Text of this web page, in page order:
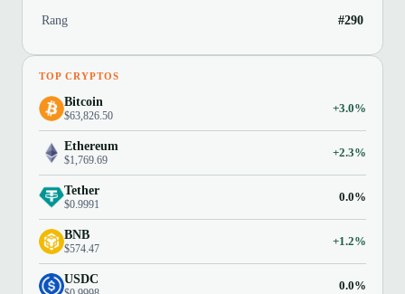
Rang #290
TOP CRYPTOS
Bitcoin
$63,826.50
+3.0%
Ethereum
$1,769.69
+2.3%
Tether
$0.9991
0.0%
BNB
$574.47
+1.2%
USDC 0.0%